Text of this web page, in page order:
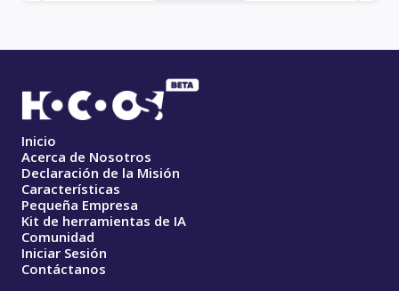
Inicio
Acerca de Nosotros
Declaración de la Misión
Características
Pequeña Empresa
Kit de herramientas de IA
Comunidad
Iniciar Sesión
Contáctanos